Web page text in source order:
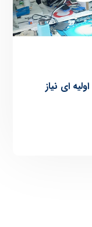
ای نیاز